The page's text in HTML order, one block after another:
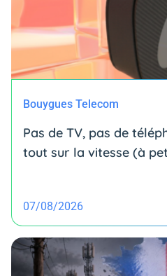
Bouygues Telecom
Pas de TV, pas de
tout sur la vitesse (à
07/08/2026